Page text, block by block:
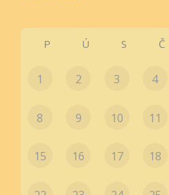
P Ú S Č
1 2 3 4
8 9 10 11
15 16 17 18